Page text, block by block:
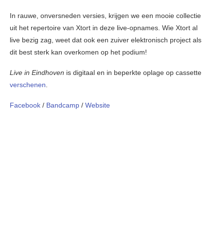
In rauwe, onversneden versies, krijgen we een mooie collectie
uit het repertoire van Xtort in deze live-opnames. Wie Xtort al
live bezig zag, weet dat ook een zuiver elektronisch project als
dit best sterk kan overkomen op het podium!
Live in Eindhoven is digitaal en in beperkte oplage op cassette
verschenen.
Facebook / Bandcamp / Website